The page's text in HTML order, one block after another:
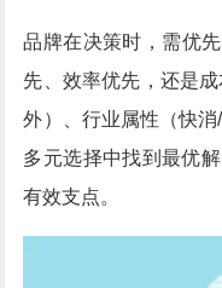
品牌在决策时，需优
先、效率优先，还是
外）、行业属性（快
多元选择中找到最优
有效支点。